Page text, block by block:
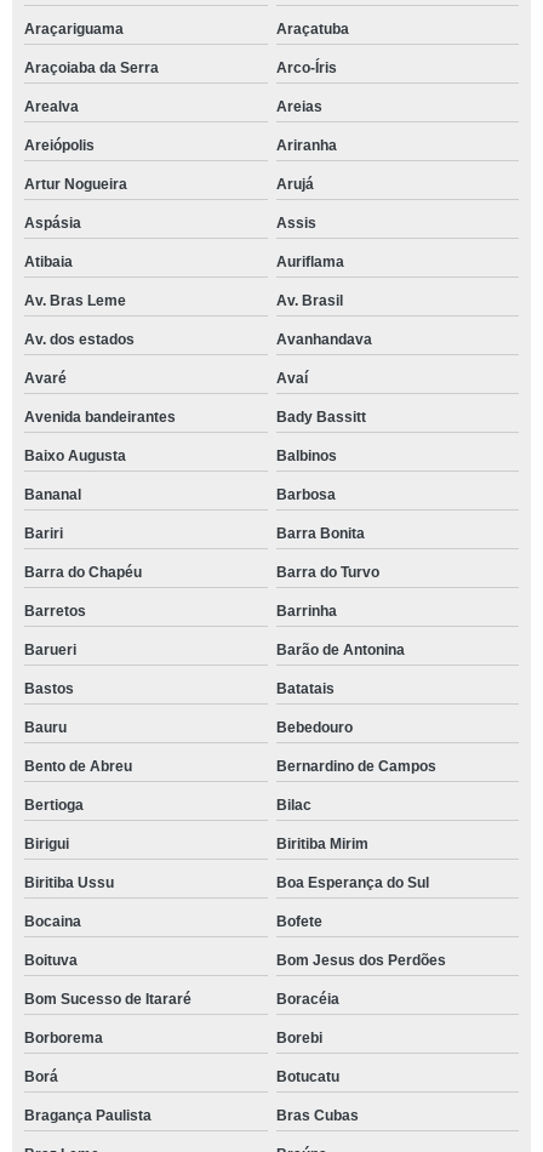
Araçariguama Araçatuba
Araçoiaba da Serra Arco-Íris
Arealva Areias
Areiópolis Ariranha
Artur Nogueira Arujá
Aspásia Assis
Atibaia Auriflama
Av. Bras Leme Av. Brasil
Av. dos estados Avanhandava
Avaré Avaí
Avenida bandeirantes Bady Bassitt
Baixo Augusta Balbinos
Bananal Barbosa
Bariri Barra Bonita
Barra do Chapéu Barra do Turvo
Barretos Barrinha
Barueri Barão de Antonina
Bastos Batatais
Bauru Bebedouro
Bento de Abreu Bernardino de Campos
Bertioga Bilac
Birigui Biritiba Mirim
Biritiba Ussu Boa Esperança do Sul
Bocaina Bofete
Boituva Bom Jesus dos Perdões
Bom Sucesso de Itararé Boracéia
Borborema Borebi
Borá Botucatu
Bragança Paulista Bras Cubas